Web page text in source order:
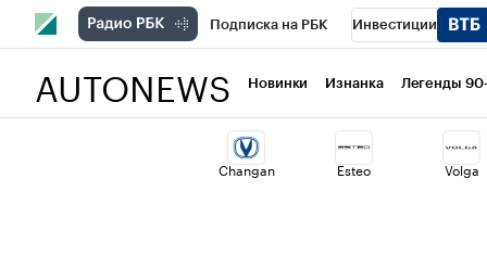
Подписка на РБК Инвестиции
Национальные проекты Город
Кредитные рейтинги Франшизы
AUTONEWS Новинки Изнанка Легенды
Changan Esteo Volga